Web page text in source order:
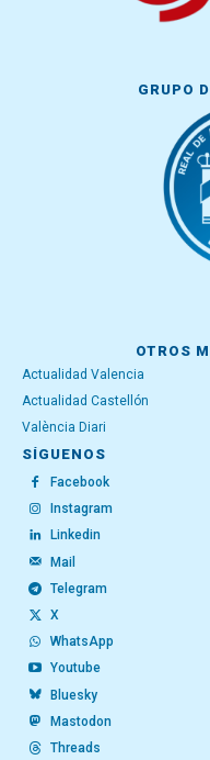
GRUPO
OTROS
Actualidad Valencia
Actualidad Castellón
València Diari
SÍGUENOS
Facebook
Instagram
Linkedin
Mail
Telegram
X
WhatsApp
Youtube
Bluesky
Mastodon
Threads